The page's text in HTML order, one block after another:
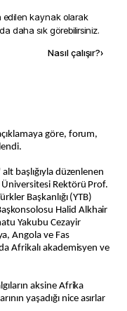
edilen kaynak olarak
daha sık görebilirsiniz.
Nasıl çalışır?›
göre, forum,
başlığıyla düzenlenen
Rektörü Prof.
Başkanlığı (YTB)
Halid Alkhair
Yakubu Cezayir
Angola ve Fas
Afrikalı akademisyen ve
aksine Afrika
yaşadığı nice asırlar